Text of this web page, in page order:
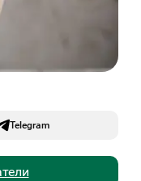
Telegram